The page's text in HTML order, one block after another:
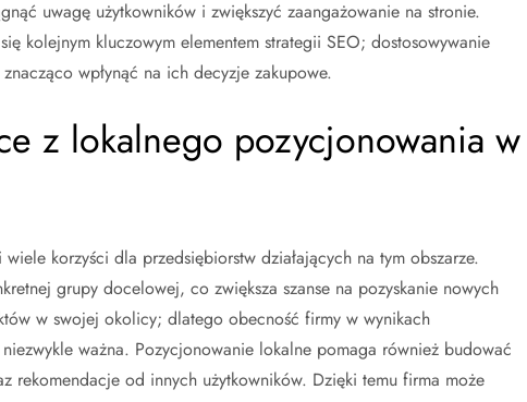
uwagę użytkowników i zwiększyć zaangażowanie na stronie.
kolejnym kluczowym elementem strategii SEO; dostosowywanie
wpłynąć na ich decyzje zakupowe.
z lokalnego pozycjonowania w
korzyści dla przedsiębiorstw działających na tym obszarze.
grupy docelowej, co zwiększa szanse na pozyskanie nowych
w swojej okolicy; dlatego obecność firmy w wynikach
ważna. Pozycjonowanie lokalne pomaga również budować
rekomendacje od innych użytkowników. Dzięki temu firma może